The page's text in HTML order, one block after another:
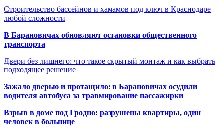
Строительство бассейнов и хамамов под ключ в Краснодаре
любой сложности
В Барановичах обновляют остановки общественного
транспорта
Двери без лишнего: что такое скрытый монтаж и как выбрать
подходящее решение
Зажало дверью и протащило: в Барановичах осудили
водителя автобуса за травмирование пассажирки
Взрыв в доме под Гродно: разрушены квартиры, один
человек в больнице